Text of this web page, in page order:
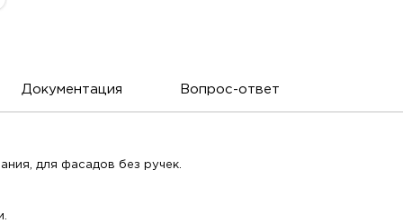
Документация Вопрос-ответ
для фасадов без ручек.